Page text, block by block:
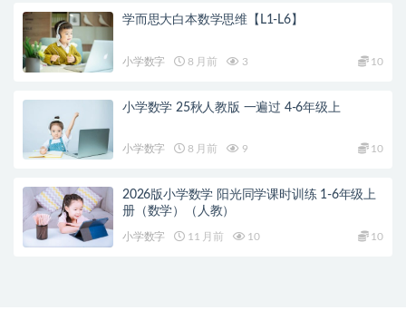
学而思大白本数学思维【L1-L6】
小学数字 8 月前 3 10
小学数学 25秋人教版 一遍过 4-6年级上
小学数字 8 月前 9 10
2026版小学数学 阳光同学课时训练 1-6年级上
册（数学）（人教）
小学数字 11 月前 10 10